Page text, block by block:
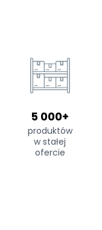
5 000+
produktów
w stałej
ofercie